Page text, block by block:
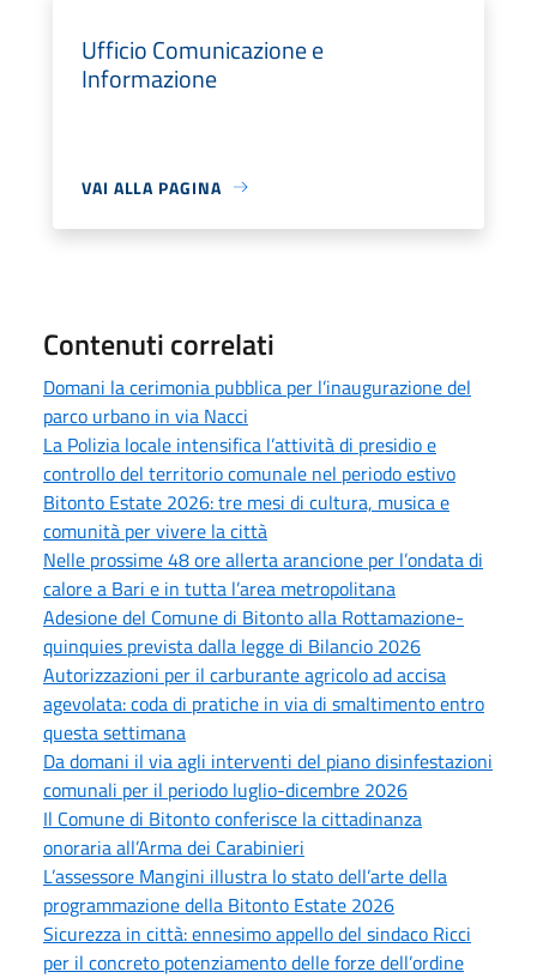
Ufficio Comunicazione e
Informazione
VAI ALLA PAGINA
Contenuti correlati
Domani la cerimonia pubblica per l’inaugurazione del
parco urbano in via Nacci
La Polizia locale intensifica l’attività di presidio e
controllo del territorio comunale nel periodo estivo
Bitonto Estate 2026: tre mesi di cultura, musica e
comunità per vivere la città
Nelle prossime 48 ore allerta arancione per l’ondata di
calore a Bari e in tutta l’area metropolitana
Adesione del Comune di Bitonto alla Rottamazione-
quinquies prevista dalla legge di Bilancio 2026
Autorizzazioni per il carburante agricolo ad accisa
agevolata: coda di pratiche in via di smaltimento entro
questa settimana
Da domani il via agli interventi del piano disinfestazioni
comunali per il periodo luglio-dicembre 2026
Il Comune di Bitonto conferisce la cittadinanza
onoraria all’Arma dei Carabinieri
L’assessore Mangini illustra lo stato dell’arte della
programmazione della Bitonto Estate 2026
Sicurezza in città: ennesimo appello del sindaco Ricci
per il concreto potenziamento delle forze dell’ordine